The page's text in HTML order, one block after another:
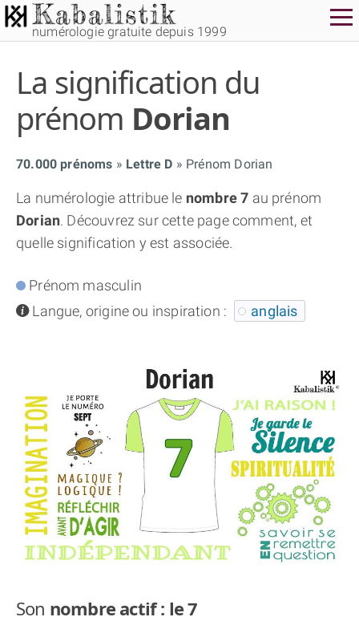
numérologie gratuite depuis 1999
La signification du
prénom Dorian
70.000 prénoms Lettre D Prénom Dorian
La numérologie attribue le nombre 7 au prénom
Dorian. Découvrez sur cette page comment, et
quelle signification y est associée.
Prénom masculin
infoLangue, origine ou inspiration : anglais
Son nombre actif : le 7
THÈME GRATUIT
THÈME NUMÉROLOGIQUE APPROFONDI
THÈME TEMPOREL
NUMÉROSCOPE
THÈME « DOUBLE JE »
APPRENDRE LA NUMÉROLOGIE
EXPLORER LA NUMÉROLOGIE
70.000 PRÉNOMS